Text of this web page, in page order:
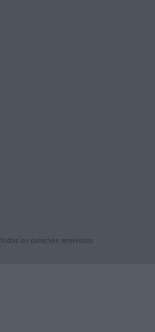
los derechos reservados